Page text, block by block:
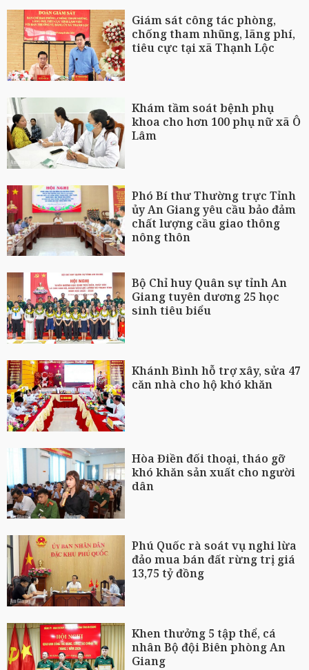
Giám sát công tác phòng,
chống tham nhũng, lãng phí,
tiêu cực tại xã Thạnh Lộc
Khám tầm soát bệnh phụ
khoa cho hơn 100 phụ nữ xã Ô
Lâm
Phó Bí thư Thường trực Tỉnh
ủy An Giang yêu cầu bảo đảm
chất lượng cầu giao thông
nông thôn
Bộ Chỉ huy Quân sự tỉnh An
Giang tuyên dương 25 học
sinh tiêu biểu
Khánh Bình hỗ trợ xây, sửa 47
căn nhà cho hộ khó khăn
Hòa Điền đối thoại, tháo gỡ
khó khăn sản xuất cho người
dân
Phú Quốc rà soát vụ nghi lừa
đảo mua bán đất rừng trị giá
13,75 tỷ đồng
Khen thưởng 5 tập thể, cá
nhân Bộ đội Biên phòng An
Giang